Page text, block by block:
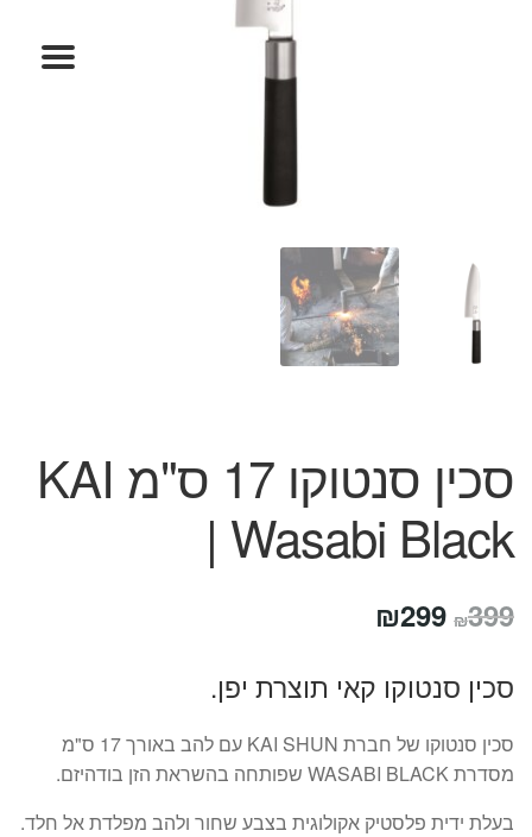
תשלום
סכין סנטוקו 17 ס"מ KAI
| Wasabi Black
₪399 המחיר
היה:
₪399.
₪299
הוא:
₪299.
סכין סנטוקו קאי תוצרת יפן.
סכין סנטוקו של חברת KAI SHUN עם להב באורך 17 ס"מ
מסדרת WASABI BLACK שפותחה בהשראת הזן בודהיזם.
בעלת ידית פלסטיק אקולוגית בצבע שחור ולהב מפלדת אל חלד.